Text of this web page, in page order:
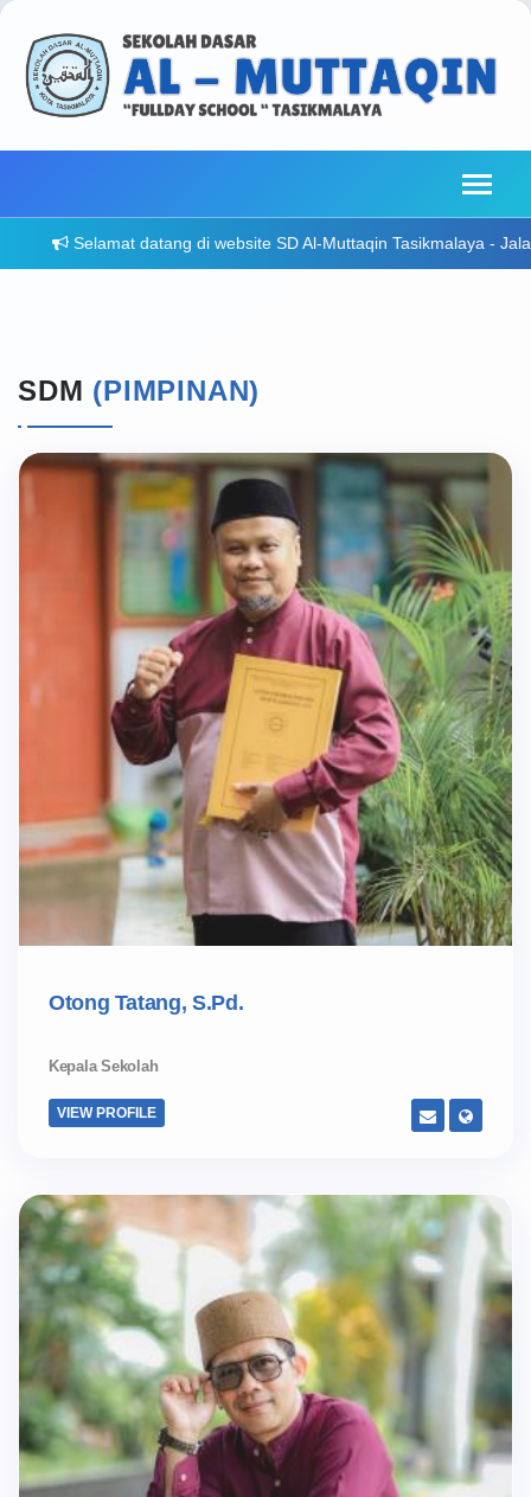
datang di website SD Al-Muttaqin Tasikmalaya - Jalan Sutisna
SDM (PIMPINAN)
Otong Tatang, S.Pd.
Kepala Sekolah
VIEW PROFILE